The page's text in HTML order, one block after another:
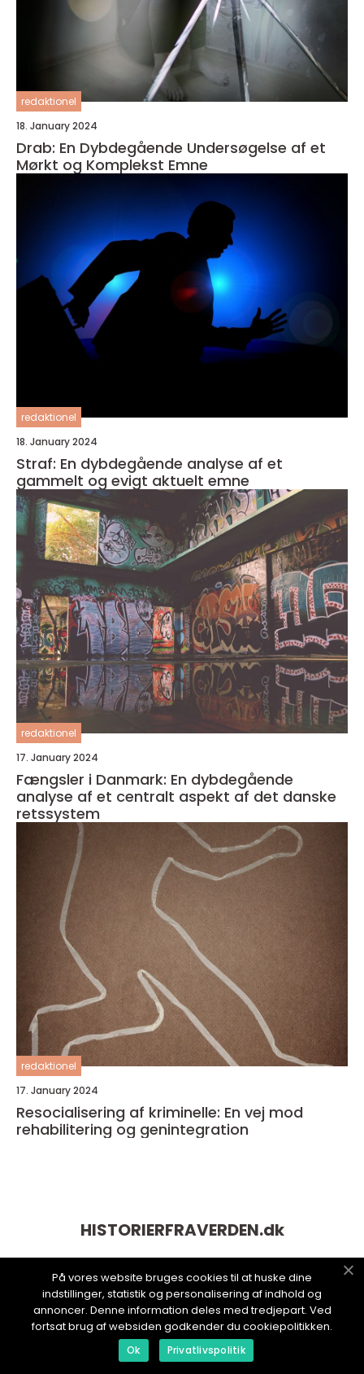
redaktionel
18. January 2024
Drab: En Dybdegående Undersøgelse af et
Mørkt og Komplekst Emne
redaktionel
18. January 2024
Straf: En dybdegående analyse af et
gammelt og evigt aktuelt emne
redaktionel
17. January 2024
Fængsler i Danmark: En dybdegående
analyse af et centralt aspekt af det danske
retssystem
redaktionel
17. January 2024
Resocialisering af kriminelle: En vej mod
rehabilitering og genintegration
HISTORIERFRAVERDEN.dk
På vores website bruges cookies til at huske dine
indstillinger, statistik og personalisering af indhold og
annoncer. Denne information deles med tredjepart. Ved
fortsat brug af websiden godkender du cookiepolitikken.
Ok Privatlivspolitik